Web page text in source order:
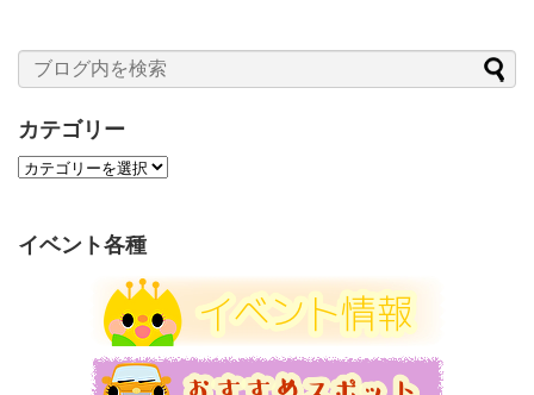
カテゴリー
カ
リ
イベント各種